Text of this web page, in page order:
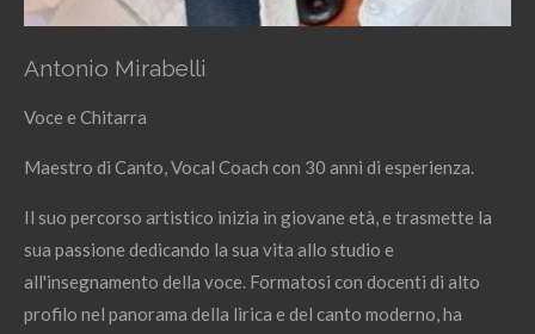
Antonio Mirabelli
Voce e Chitarra
Maestro di Canto, Vocal Coach con 30 anni di esperienza.
Il suo percorso artistico inizia in giovane età, e trasmette la
sua passione dedicando la sua vita allo studio e
all'insegnamento della voce. Formatosi con docenti di alto
profilo nel panorama della lirica e del canto moderno, ha